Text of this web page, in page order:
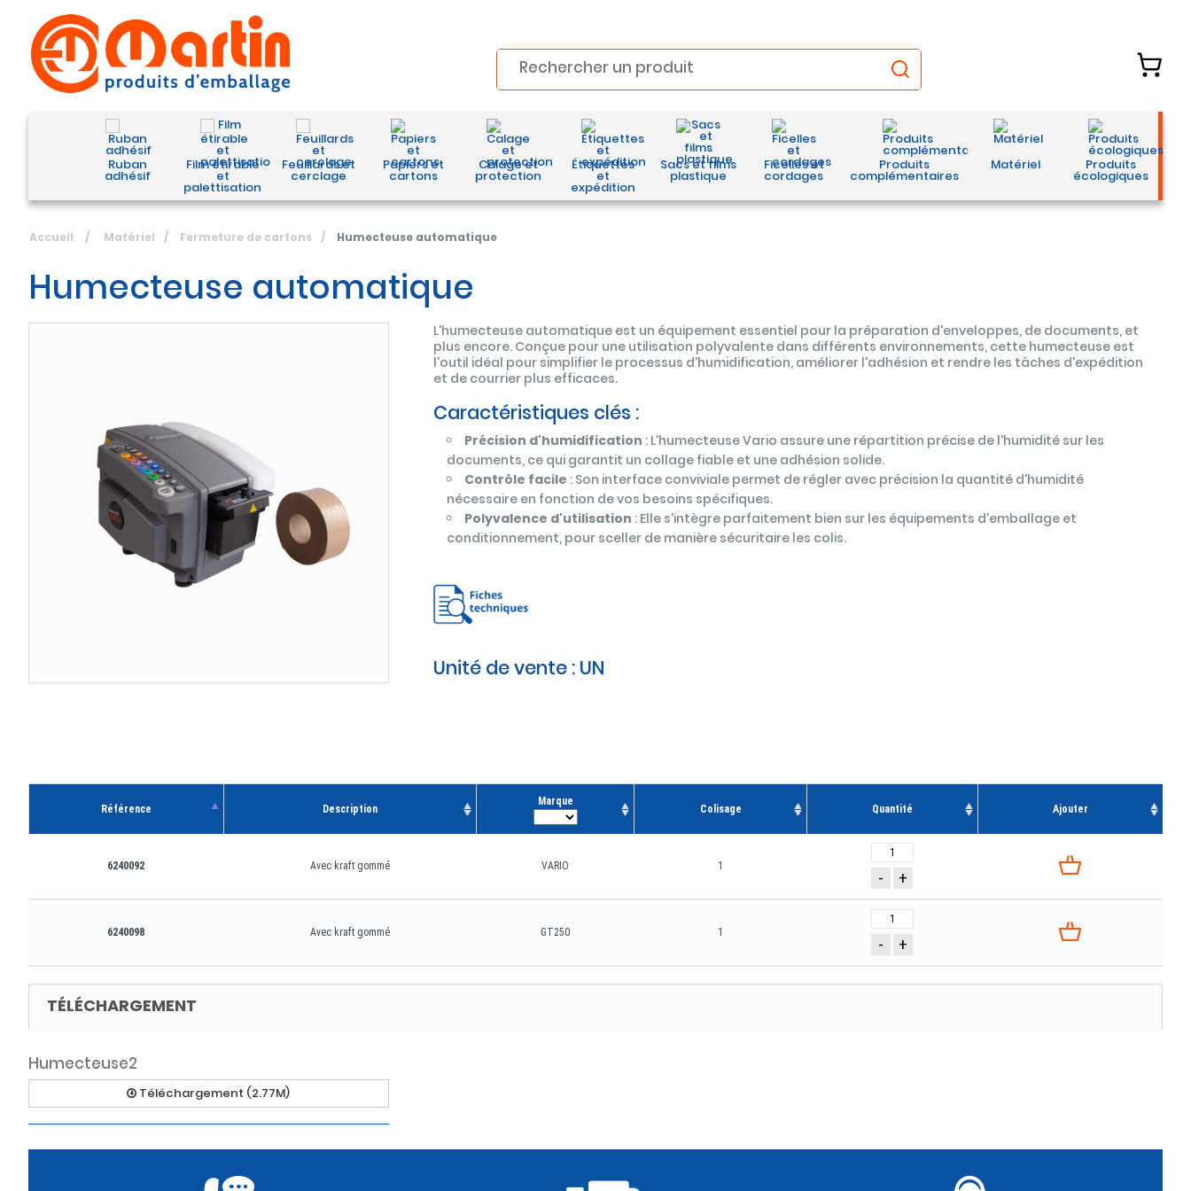
Ruban
adhésif
Film étirable
et
palettisation
Feuillards et
cerclage
Papiers et
cartons
Calage et
protection
Étiquettes
et
expédition
Sacs et films
plastique
Ficelles et
cordages
Produits
complémentaires
Matériel Produits
écologiques
Accueil / Matériel / Fermeture de cartons / Humecteuse automatique
Humecteuse automatique
L'humecteuse automatique est un équipement essentiel pour la préparation d'enveloppes, de documents, et
plus encore. Conçue pour une utilisation polyvalente dans différents environnements, cette humecteuse est
l'outil idéal pour simplifier le processus d'humidification, améliorer l'adhésion et rendre les tâches d'expédition
et de courrier plus efficaces.
Caractéristiques clés :
Précision d'humidification : L'humecteuse Vario assure une répartition précise de l'humidité sur les
documents, ce qui garantit un collage fiable et une adhésion solide.
Contrôle facile : Son interface conviviale permet de régler avec précision la quantité d'humidité
nécessaire en fonction de vos besoins spécifiques.
Polyvalence d'utilisation : Elle s'intègre parfaitement bien sur les équipements d'emballage et
conditionnement, pour sceller de manière sécuritaire les colis.
Unité de vente : UN
Référence Description
Marque
Colisage Quantité Ajouter
6240092 Avec kraft gommé VARIO 1
- +
6240098 Avec kraft gommé GT250 1
- +
TÉLÉCHARGEMENT
Humecteuse2
Téléchargement (2.77M)